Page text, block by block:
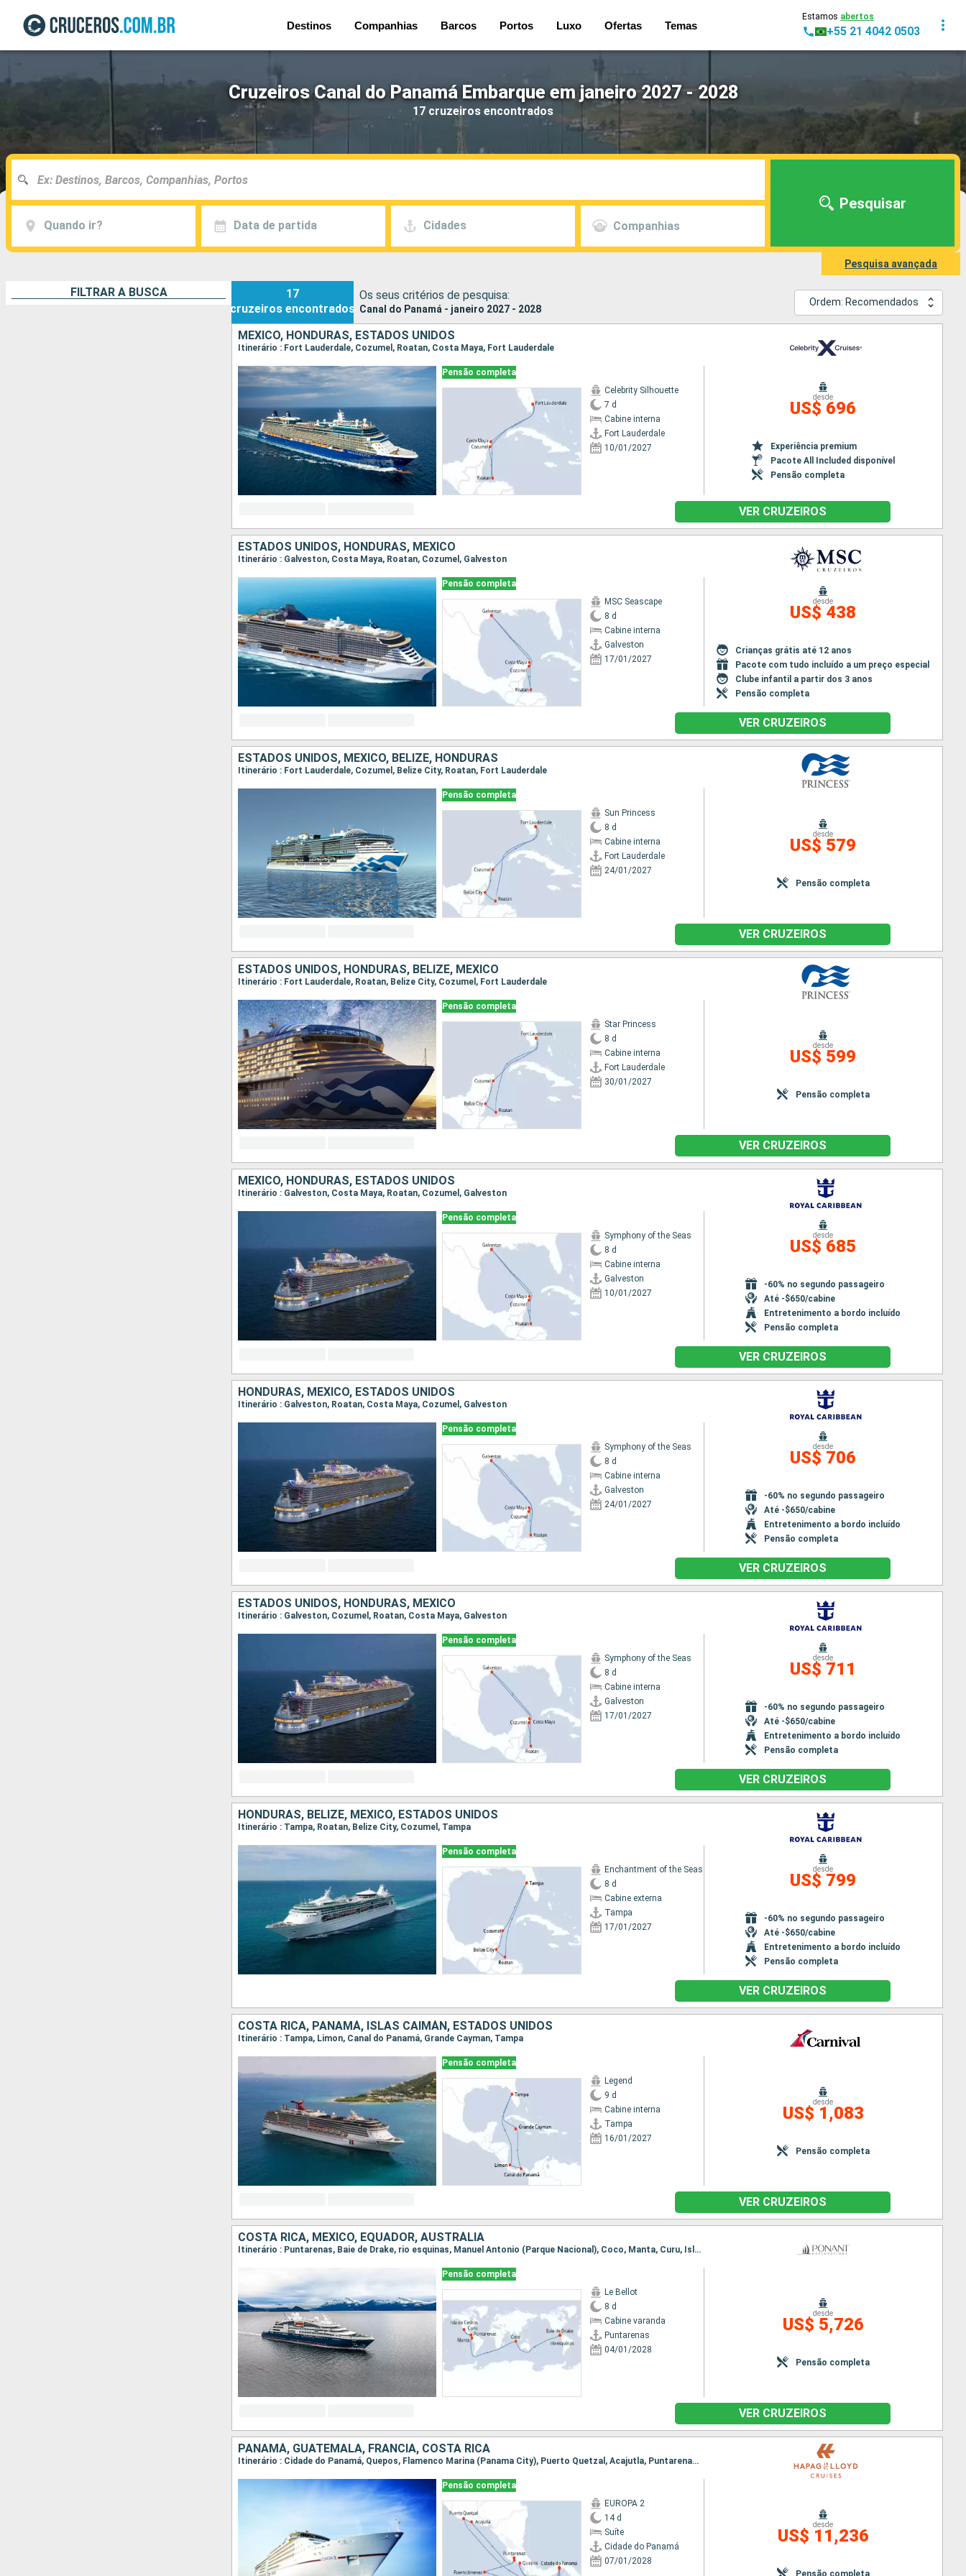
Destinos Companhias Barcos Portos Luxo Ofertas Temas
Estamos abertos
+55 21 4042 0503
Cruzeiros Canal do Panamá Embarque em janeiro 2027 - 2028
17 cruzeiros encontrados
Quando ir? Data de partida Cidades Companhias
Pesquisar
Pesquisa avançada
FILTRAR A BUSCA
17
cruzeiros encontrados
Os seus critérios de pesquisa:
Canal do Panamá - janeiro 2027 - 2028
Ordem: Recomendados
MÉXICO, HONDURAS, ESTADOS UNIDOS
Itinerário : Fort Lauderdale, Cozumel, Roatan, Costa Maya, Fort Lauderdale
Pensão completa
Celebrity Silhouette
7 d
Cabine interna
Fort Lauderdale
10/01/2027
desde
US$ 696
Experiência premium
Pacote All Included disponível
Pensão completa
VER CRUZEIROS
ESTADOS UNIDOS, HONDURAS, MÉXICO
Itinerário : Galveston, Costa Maya, Roatan, Cozumel, Galveston
Pensão completa
MSC Seascape
8 d
Cabine interna
Galveston
17/01/2027
desde
US$ 438
Crianças grátis até 12 anos
Pacote com tudo incluído a um preço especial
Clube infantil a partir dos 3 anos
Pensão completa
VER CRUZEIROS
ESTADOS UNIDOS, MÉXICO, BELIZE, HONDURAS
Itinerário : Fort Lauderdale, Cozumel, Belize City, Roatan, Fort Lauderdale
Pensão completa
Sun Princess
8 d
Cabine interna
Fort Lauderdale
24/01/2027
desde
US$ 579
Pensão completa
VER CRUZEIROS
ESTADOS UNIDOS, HONDURAS, BELIZE, MÉXICO
Itinerário : Fort Lauderdale, Roatan, Belize City, Cozumel, Fort Lauderdale
Pensão completa
Star Princess
8 d
Cabine interna
Fort Lauderdale
30/01/2027
desde
US$ 599
Pensão completa
VER CRUZEIROS
MÉXICO, HONDURAS, ESTADOS UNIDOS
Itinerário : Galveston, Costa Maya, Roatan, Cozumel, Galveston
Pensão completa
Symphony of the Seas
8 d
Cabine interna
Galveston
10/01/2027
desde
US$ 685
-60% no segundo passageiro
Até -$650/cabine
Entretenimento a bordo incluído
Pensão completa
VER CRUZEIROS
HONDURAS, MÉXICO, ESTADOS UNIDOS
Itinerário : Galveston, Roatan, Costa Maya, Cozumel, Galveston
Pensão completa
Symphony of the Seas
8 d
Cabine interna
Galveston
24/01/2027
desde
US$ 706
-60% no segundo passageiro
Até -$650/cabine
Entretenimento a bordo incluído
Pensão completa
VER CRUZEIROS
ESTADOS UNIDOS, HONDURAS, MÉXICO
Itinerário : Galveston, Cozumel, Roatan, Costa Maya, Galveston
Pensão completa
Symphony of the Seas
8 d
Cabine interna
Galveston
17/01/2027
desde
US$ 711
-60% no segundo passageiro
Até -$650/cabine
Entretenimento a bordo incluído
Pensão completa
VER CRUZEIROS
HONDURAS, BELIZE, MÉXICO, ESTADOS UNIDOS
Itinerário : Tampa, Roatan, Belize City, Cozumel, Tampa
Pensão completa
Enchantment of the Seas
8 d
Cabine externa
Tampa
17/01/2027
desde
US$ 799
-60% no segundo passageiro
Até -$650/cabine
Entretenimento a bordo incluído
Pensão completa
VER CRUZEIROS
COSTA RICA, PANAMÁ, ISLAS CAIMÁN, ESTADOS UNIDOS
Itinerário : Tampa, Limon, Canal do Panamá, Grande Cayman, Tampa
Pensão completa
Legend
9 d
Cabine interna
Tampa
16/01/2027
desde
US$ 1,083
Pensão completa
VER CRUZEIROS
COSTA RICA, MÉXICO, EQUADOR, AUSTRÁLIA
Itinerário : Puntarenas, Baie de Drake, rio esquinas, Manuel Antonio (Parque Nacional), Coco, Manta, Curu, Isla de Cedros, Puntarenas
Pensão completa
Le Bellot
8 d
Cabine varanda
Puntarenas
04/01/2028
desde
US$ 5,726
Pensão completa
VER CRUZEIROS
PANAMÁ, GUATEMALA, FRANCIA, COSTA RICA
Itinerário : Cidade do Panamá, Quepos, Flamenco Marina (Panama City), Puerto Quetzal, Acajutla, Puntarenas, Ilha Tortuga, Puerto Jimenez, Cidade do Panamá
Pensão completa
EUROPA 2
14 d
Suíte
Cidade do Panamá
07/01/2028
desde
US$ 11,236
Pensão completa